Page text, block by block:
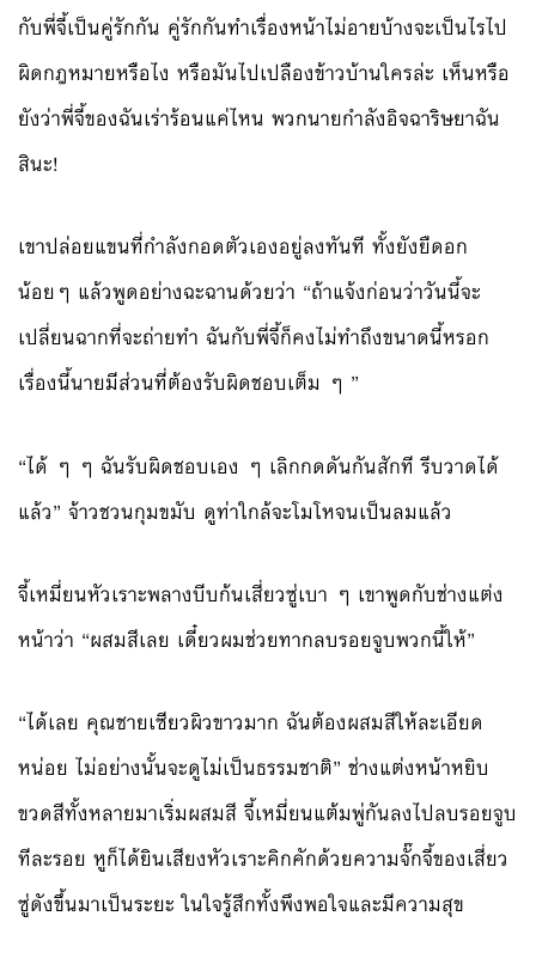
กับพี่จี้เป็นคู่รักกัน คู่รักกันทำเรื่องหน้าไม่อายบ้างจะเป็นไรไป
ผิดกฎหมายหรือไง หรือมันไปเปลืองข้าวบ้านใครล่ะ เห็นหรือ
ยังว่าพี่จี้ของฉันเร่าร้อนแค่ไหน พวกนายกำลังอิจฉาริษยาฉัน
สินะ!
เขาปล่อยแขนที่กำลังกอดตัวเองอยู่ลงทันที ทั้งยังยืดอก
น้อยๆ แล้วพูดอย่างฉะฉานด้วยว่า “ถ้าแจ้งก่อนว่าวันนี้จะ
เปลี่ยนฉากที่จะถ่ายทำ ฉันกับพี่จี้ก็คงไม่ทำถึงขนาดนี้หรอก
เรื่องนี้นายมีส่วนที่ต้องรับผิดชอบเต็ม ๆ ”
“ได้ ๆ ๆ ฉันรับผิดชอบเอง ๆ เลิกกดดันกันสักที รีบวาดได้
แล้ว” จ้าวชวนกุมขมับ ดูท่าใกล้จะโมโหจนเป็นลมแล้ว
จี้เหมี่ยนหัวเราะพลางบีบก้นเสี่ยวซู่เบา ๆ เขาพูดกับช่างแต่ง
หน้าว่า “ผสมสีเลย เดี๋ยวผมช่วยทากลบรอยจูบพวกนี้ให้”
“ได้เลย คุณชายเซียวผิวขาวมาก ฉันต้องผสมสีให้ละเอียด
หน่อย ไม่อย่างนั้นจะดูไม่เป็นธรรมชาติ” ช่างแต่งหน้าหยิบ
ขวดสีทั้งหลายมาเริ่มผสมสี จี้เหมี่ยนแต้มพู่กันลงไปลบรอยจูบ
ทีละรอย หูก็ได้ยินเสียงหัวเราะคิกคักด้วยความจั๊กจี้ของเสี่ยว
ซู่ดังขึ้นมาเป็นระยะ ในใจรู้สึกทั้งพึงพอใจและมีความสุข